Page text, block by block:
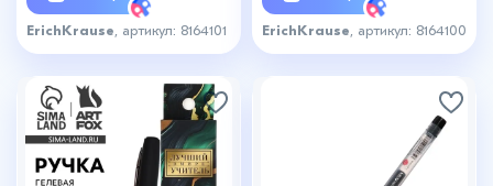
ErichKrause , артикул: 8164101 ErichKrause , артикул: 8164100